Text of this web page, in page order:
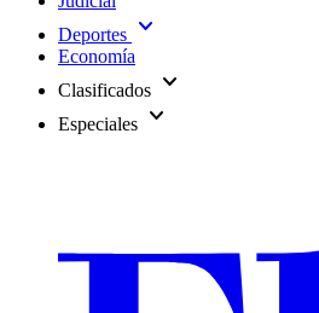
Deportes expand_more
Economía
Clasificados expand_more
Especiales expand_more